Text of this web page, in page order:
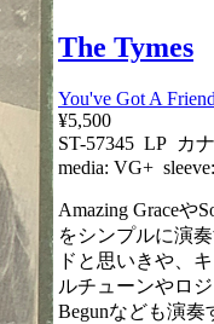
The Tymes
You've Got A
¥5,500
ST-57345 LP カ
media: VG+
Amazing Graceや
をシンプルに演
ドと思いきや、
ルチューンやロ
Begunなども演